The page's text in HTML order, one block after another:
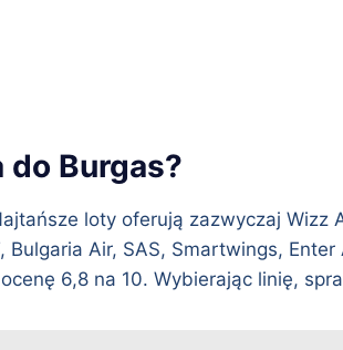
Burgas?
loty oferują zazwyczaj Wizz
Air, SAS, Smartwings,
6,8 na 10. Wybierając linię,